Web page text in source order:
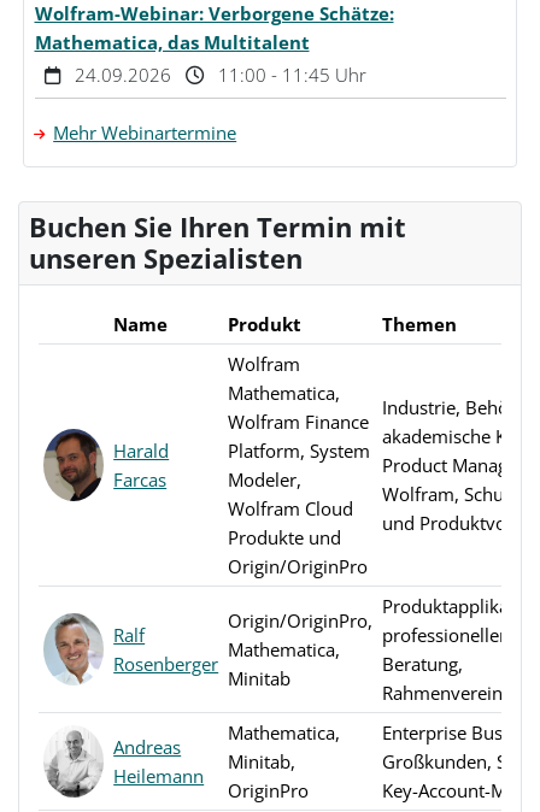
Wolfram-Webinar: Verborgene Schätze:
Mathematica, das Multitalent
24.09.2026
11:00 - 11:45 Uhr
Mehr Webinartermine
Buchen Sie Ihren Termin mit
unseren Spezialisten
Name Produkt Themen
Harald
Farcas
Wolfram
Mathematica,
Wolfram Finance
Platform, System
Modeler,
Wolfram Cloud
Produkte und
Origin/OriginPro
Industrie,
akademische
Product Manager
Wolfram,
und
Ralf
Rosenberger
Origin/OriginPro,
Mathematica,
Minitab
professioneller
Beratung,
Andreas
Heilemann
Mathematica,
Minitab,
OriginPro
Enterprise
Großkunden,
Key-Account-